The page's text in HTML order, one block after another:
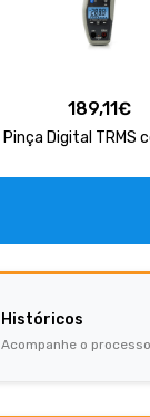
189,11€
Pinça Digital TRMS
Históricos
Acompanhe o